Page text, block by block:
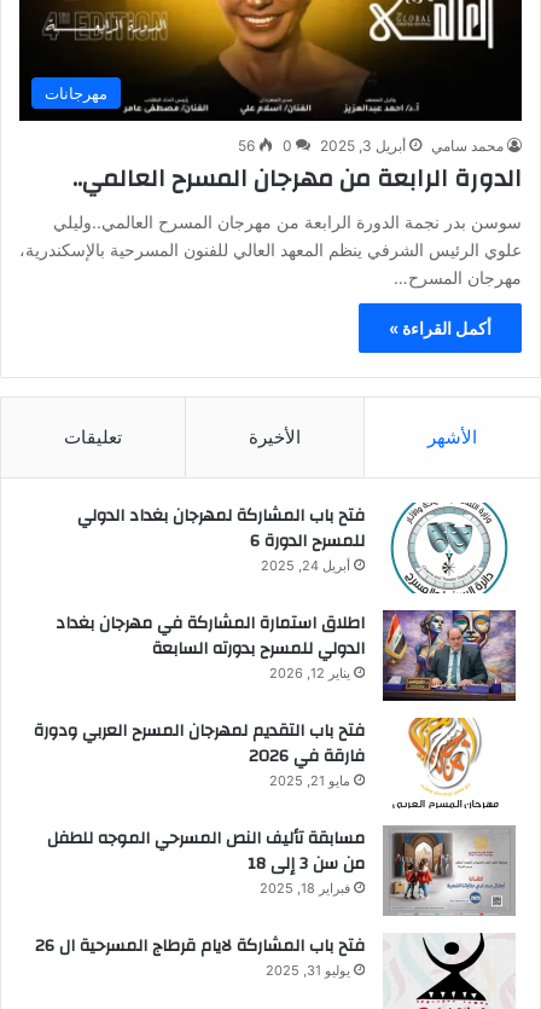
مهرجانات
محمد سامي أبريل 3, 2025 0
56
الدورة الرابعة من مهرجان المسرح العالمي..
سوسن بدر نجمة الدورة الرابعة من مهرجان المسرح العالمي..وليلي
علوي الرئيس الشرفي ينظم المعهد العالي للفنون المسرحية بالإسكندرية،
مهرجان المسرح…
أكمل القراءة »
الأشهر الأخيرة تعليقات
فتح باب المشاركة لمهرجان بغداد الدولي
للمسرح الدورة 6
أبريل 24, 2025
اطلاق استمارة المشاركة في مهرجان بغداد
الدولي للمسرح بدورته السابعة
يناير 12, 2026
فتح باب التقديم لمهرجان المسرح العربي ودورة
فارقة في 2026
مايو 21, 2025
مسابقة تأليف النص المسرحي الموجه للطفل
من سن 3 إلى 18
فبراير 18, 2025
فتح باب المشاركة لايام قرطاج المسرحية ال 26
يوليو 31, 2025